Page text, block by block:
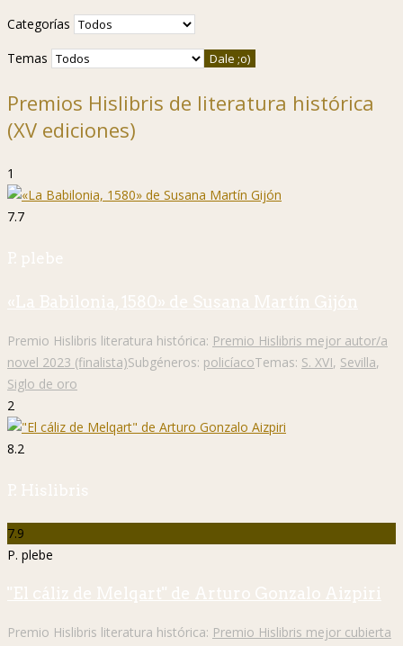
Categorías
Temas
Premios Hislibris de literatura histórica
(XV ediciones)
1
7.7
P. plebe
«La Babilonia, 1580» de Susana Martín Gijón
Premio Hislibris literatura histórica: Premio Hislibris mejor autor/a
novel 2023 (finalista)Subgéneros: policíacoTemas: S. XVI, Sevilla,
Siglo de oro
2
8.2
P. Hislibris
7.9
P. plebe
"El cáliz de Melqart" de Arturo Gonzalo Aizpiri
Premio Hislibris literatura histórica: Premio Hislibris mejor cubierta